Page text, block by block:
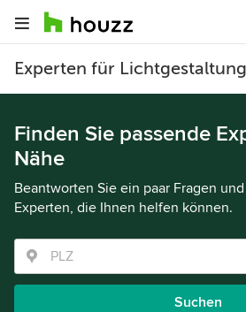
Experten für
Finden Sie passende
Nähe
Beantworten Sie ein paar Fragen
Experten, die Ihnen helfen können.
Suchen